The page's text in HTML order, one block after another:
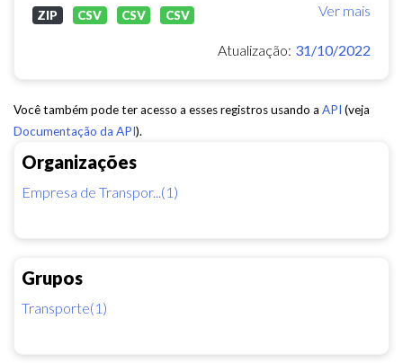
Organizações
Empresa de Transpor...(1)
Grupos
Transporte(1)
Ver mais
ZIP CSV CSV CSV
Atualização: 31/10/2022
Você também pode ter acesso a esses registros usando a API (veja
Documentação da API).